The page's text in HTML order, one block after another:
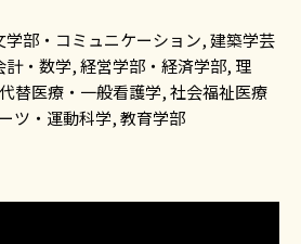
学部・コミュニケーション,建築学芸
計・ 数学,経営学部・経済学部, 理
代替医療 ・ 一般看護学,社会福祉医療
ツ・運動科学,教育学部